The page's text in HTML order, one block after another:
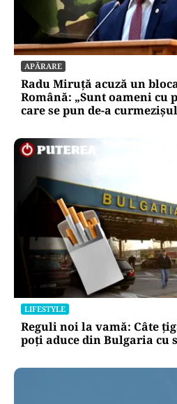
APĂRARE
Radu Miruță acuză un
Română: „Sunt oameni cu
care se pun de-a
LIFESTYLE
Reguli noi la vamă: Câte
poți aduce din Bulgaria cu